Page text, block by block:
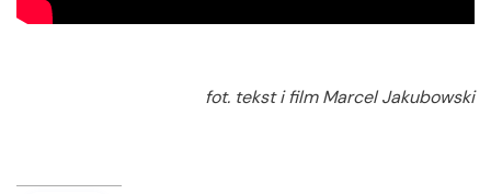
fot. tekst i film Marcel Jakubowski